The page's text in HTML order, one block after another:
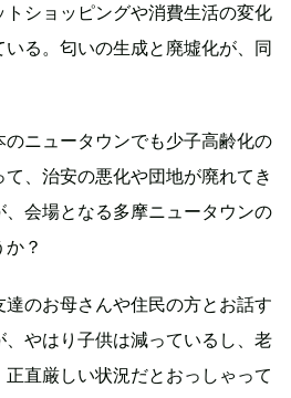
ショッピングや消費生活の変化
る。匂いの生成と廃墟化が、同
ニュータウンでも少子高齢化の
、治安の悪化や団地が廃れてき
会場となる多摩ニュータウンの
？
達のお母さんや住民の方とお話す
やはり子供は減っているし、老
直厳しい状況だとおっしゃって